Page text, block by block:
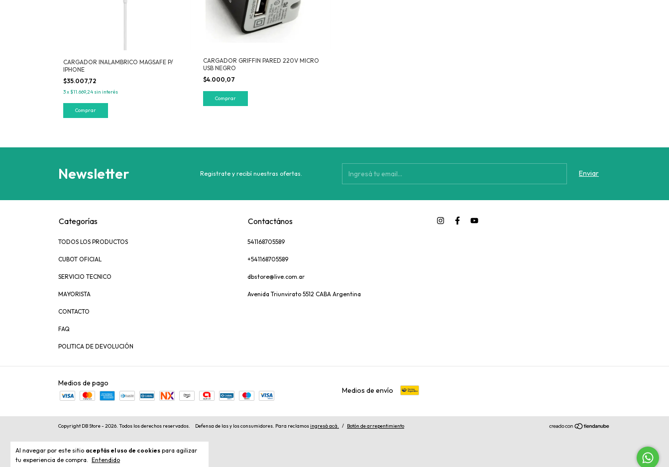
Al navegar por este sitio aceptás el uso de cookies para agilizar
tu experiencia de compra. Entendido
CARGADOR INALAMBRICO MAGSAFE P/
IPHONE
$35.007,72
3x$11.669,24 sin interés
CARGADOR GRIFFIN PARED 220V MICRO
USB NEGRO
$4.000,07
Newsletter Registrate y recibí nuestras ofertas.
Categorías
TODOS LOS PRODUCTOS
CUBOT OFICIAL
SERVICIO TECNICO
MAYORISTA
CONTACTO
FAQ
POLITICA DE DEVOLUCIÓN
Contactános
541168705589
+541168705589
dbstore@live.com.ar
Avenida Triunvirato 5512 CABA Argentina
Medios de pago
Medios de envío
Copyright DB Store - 2026. Todos los derechos reservados. Defensa de las y los consumidores. Para reclamosingresá acá. / Botón de arrepentimiento